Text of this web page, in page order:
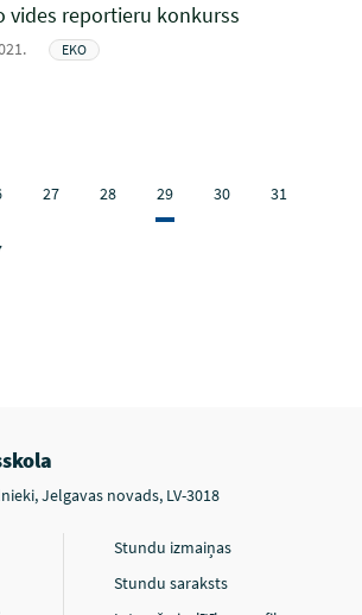
vides reportieru konkurss
EKO
27 28 29 30 31
Jelgavas novads, LV-3018
Stundu izmaiņas
Stundu saraksts